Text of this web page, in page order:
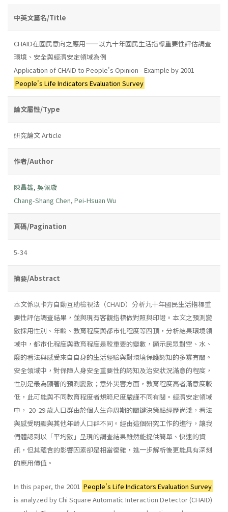
中英文篇名/Title
CHAID在國民意向之應用——以九十年國民生活指標重要性評估調查
環境、安全與經濟安定領域為例
Application of CHAID to People's Opinion - Example by 2001
People's Life Indicators Evaluation Survey
論文屬性/Type
研究論文 Article
作者/Author
陳昌雄, 吳佩璇
Chang-Shang Chen, Pei-Hsuan Wu
頁碼/Pagination
5-34
摘要/Abstract
本文係以卡方自動互助檢視法（CHAID）分析九十年國民生活指標重
要性評估調查結果，並與現有客觀指標做對照與印證。本文之預測變
數採用性別、年齡、教育程度與都市化程度等四頂，分析結果環境領
域中，都市化程度與教育程度是較重要的變數，顯示民眾對空、水、
廢的看法與感受來自自身的生活經驗與對環境保護認知的多寡有關。
安全領域中，對保障人身安全重要性的認知及治安狀況滿意的程度，
性別是最為顯著的預測變數；意外災害方面，教育程度高者滿意度較
低，此可能與不同教育程度者規範尺度嚴謹不同有關。經濟安定領域
中， 20-29 歲人口群由於個人生命周期的關鍵決策點經歷尚淺，看法
與感受明顯與其他年齡人口群不同。經由這個研究工作的進行，讓我
們體認到以「平均數」呈現的調查結果雖然能提供簡單、快速的資
訊，但其蘊含的影響因素卻是相當復雜，進一步解析後更能具有深刻
的應用價值。
In this paper, the 2001 People's Life Indicators Evaluation Survey
is analyzed by Chi Square Automatic Interaction Detector (CHAID)